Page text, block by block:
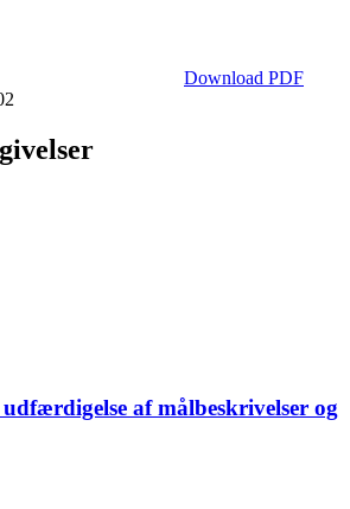
Download PDF
af målbeskrivelser og